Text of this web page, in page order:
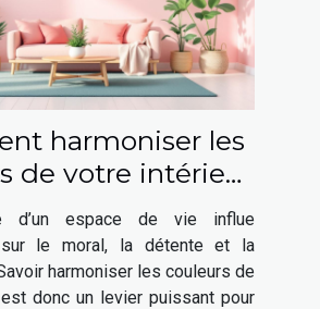
harmoniser les
de votre intérieur
votre bien-
être ?
d’un espace de vie influe
sur le moral, la détente et la
harmoniser les couleurs de
donc un levier puissant pour